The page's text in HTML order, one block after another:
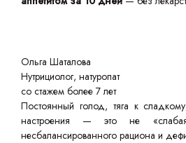
Ольга Шаталова
Нутрициолог, натуропат
со стажем более 7 лет
Постоянный голод, тяга к
настроения — это не
несбалансированного рациона и